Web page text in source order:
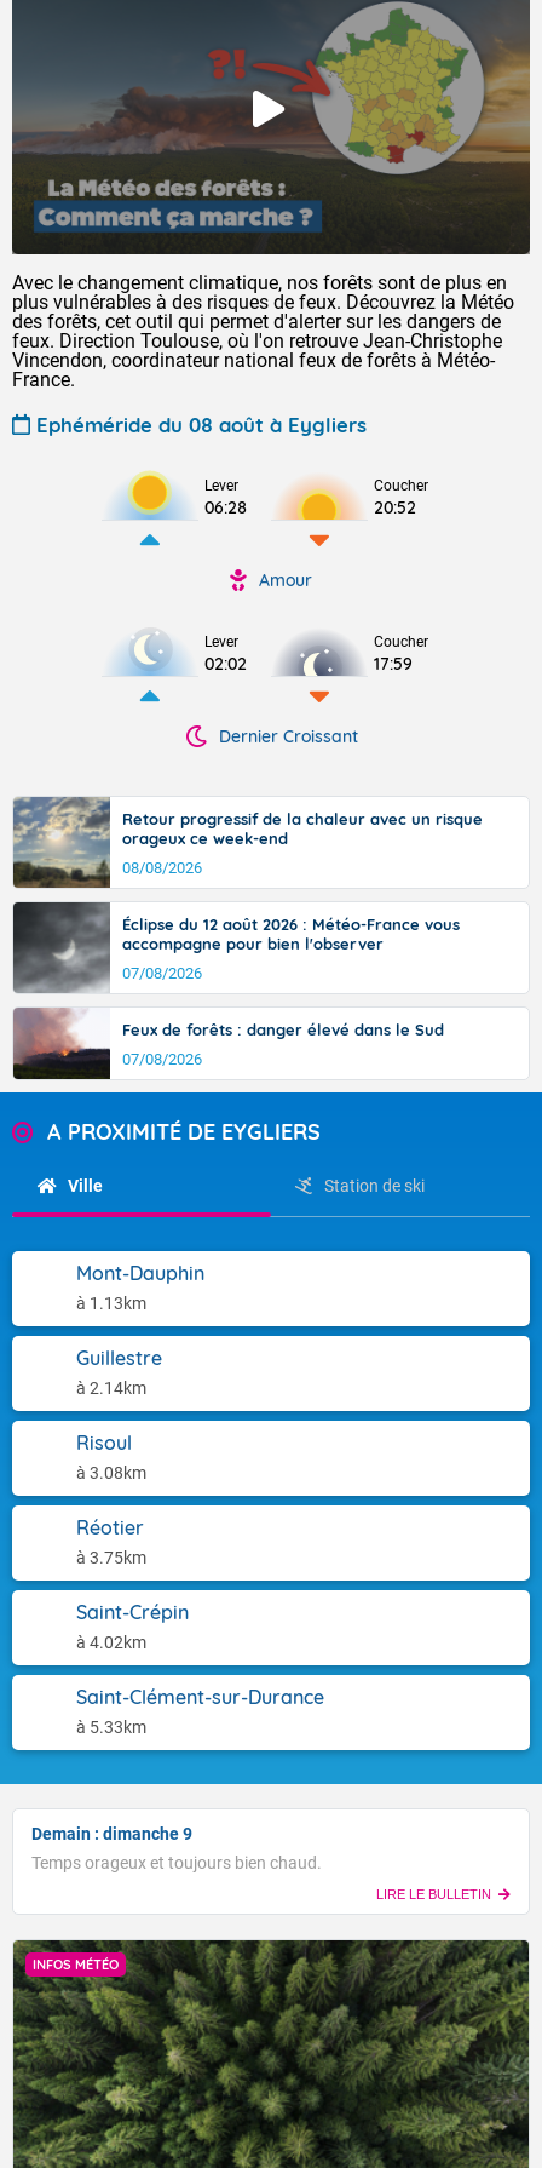
Avec le changement climatique, nos forêts sont de plus en
plus vulnérables à des risques de feux. Découvrez la Météo
des forêts, cet outil qui permet d'alerter sur les dangers de
feux. Direction Toulouse, où l'on retrouve Jean-Christophe
Vincendon, coordinateur national feux de forêts à Météo-
France.
Ephéméride du 08 août à Eygliers
Lever
06:28
Coucher
20:52
Amour
Lever
02:02
Coucher
17:59
Dernier Croissant
Retour progressif de la chaleur avec un risque
orageux ce week-end
08/08/2026
Éclipse du 12 août 2026 : Météo-France vous
accompagne pour bien l'observer
07/08/2026
Feux de forêts : danger élevé dans le Sud
07/08/2026
A PROXIMITÉ DE EYGLIERS
Ville Station de ski
Mont-Dauphin
à 1.13km
Guillestre
à 2.14km
Risoul
à 3.08km
Réotier
à 3.75km
Saint-Crépin
à 4.02km
Saint-Clément-sur-Durance
à 5.33km
Demain : dimanche 9
Temps orageux et toujours bien chaud.
LIRE LE BULLETIN
INFOS MÉTÉO